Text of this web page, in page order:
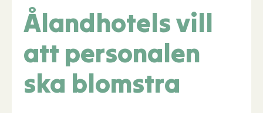
Ålandhotels vill
att personalen
ska blomstra